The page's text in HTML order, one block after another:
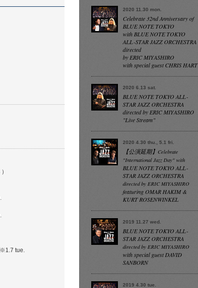
※1.7 tue.
2020 11.30 mon.
Celebrate 32nd Anniversary of
BLUE NOTE TOKYO
with BLUE NOTE TOKYO
ALL-STAR JAZZ ORCHESTRA
directed
by ERIC MIYASHIRO
with special guest CHRIS HART
2020 6.13 sat.
BLUE NOTE TOKYO ALL-
STAR JAZZ ORCHESTRA
directed by ERIC MIYASHIRO
"Live Stream"
2020 4.30 thu., 5.1 fri.
【公演延期】 Celebrate
"International Jazz Day" with
BLUE NOTE TOKYO ALL-
STAR JAZZ ORCHESTRA
directed by ERIC MIYASHIRO
featuring OMAR HAKIM &
KURT ROSENWINKEL
2019 11.27 wed.
BLUE NOTE TOKYO ALL-
STAR JAZZ ORCHESTRA
directed by ERIC MIYASHIRO
with special guest DAVID
SANBORN
2019 4.30 tue.